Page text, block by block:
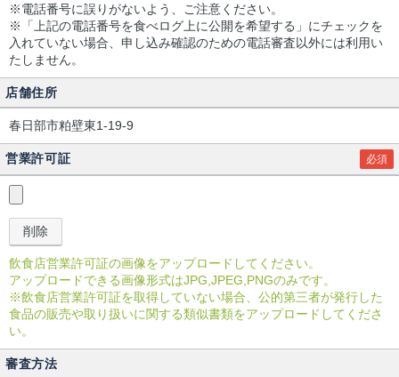
※電話番号に誤りがないよう、ご注意ください。
※「上記の電話番号を食べログ上に公開を希望する」にチェックを
入れていない場合、申し込み確認のための電話審査以外には利用い
たしません。
店舗住所
春日部市粕壁東1-19-9
営業許可証 必須
飲食店営業許可証の画像をアップロードしてください。
アップロードできる画像形式はJPG,JPEG,PNGのみです。
※飲食店営業許可証を取得していない場合、公的第三者が発行した
食品の販売や取り扱いに関する類似書類をアップロードしてくださ
い。
審査方法